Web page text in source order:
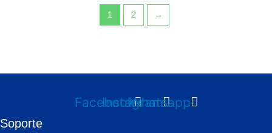
1 2 →
Facebook
Instagram
Whatsapp
Soporte